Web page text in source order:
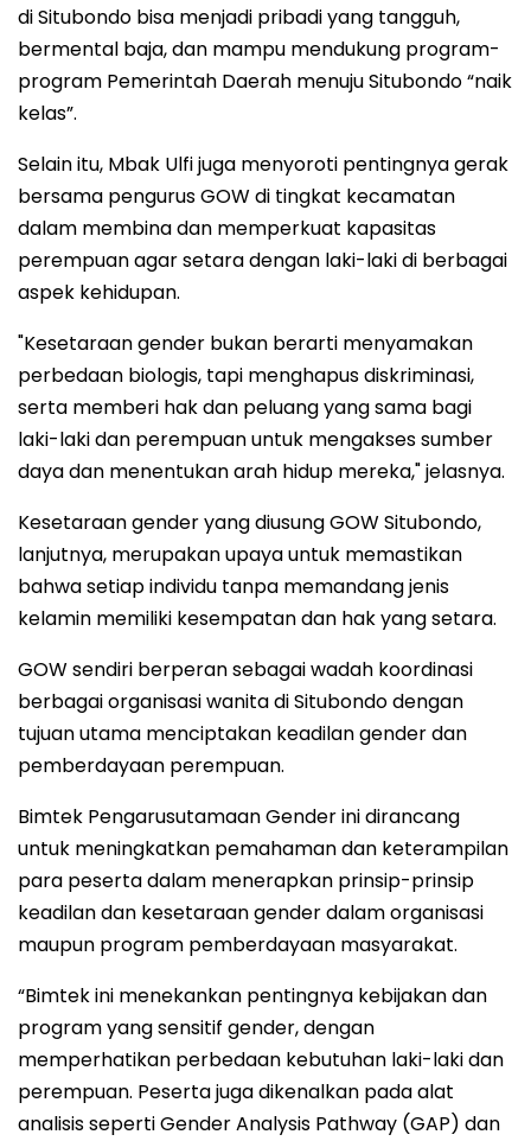
di Situbondo bisa menjadi pribadi yang tangguh,
bermental baja, dan mampu mendukung program-
program Pemerintah Daerah menuju Situbondo “naik
kelas”.
Selain itu, Mbak Ulfi juga menyoroti pentingnya gerak
bersama pengurus GOW di tingkat kecamatan
dalam membina dan memperkuat kapasitas
perempuan agar setara dengan laki-laki di berbagai
aspek kehidupan.
"Kesetaraan gender bukan berarti menyamakan
perbedaan biologis, tapi menghapus diskriminasi,
serta memberi hak dan peluang yang sama bagi
laki-laki dan perempuan untuk mengakses sumber
daya dan menentukan arah hidup mereka," jelasnya.
Kesetaraan gender yang diusung GOW Situbondo,
lanjutnya, merupakan upaya untuk memastikan
bahwa setiap individu tanpa memandang jenis
kelamin memiliki kesempatan dan hak yang setara.
GOW sendiri berperan sebagai wadah koordinasi
berbagai organisasi wanita di Situbondo dengan
tujuan utama menciptakan keadilan gender dan
pemberdayaan perempuan.
Bimtek Pengarusutamaan Gender ini dirancang
untuk meningkatkan pemahaman dan keterampilan
para peserta dalam menerapkan prinsip-prinsip
keadilan dan kesetaraan gender dalam organisasi
maupun program pemberdayaan masyarakat.
“Bimtek ini menekankan pentingnya kebijakan dan
program yang sensitif gender, dengan
memperhatikan perbedaan kebutuhan laki-laki dan
perempuan. Peserta juga dikenalkan pada alat
analisis seperti Gender Analysis Pathway (GAP) dan